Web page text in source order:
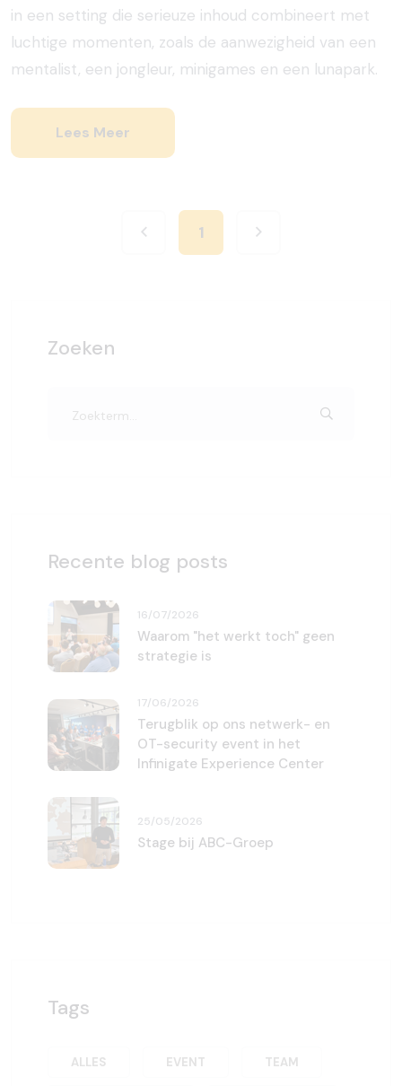
in een setting die serieuze inhoud combineert met
luchtige momenten, zoals de aanwezigheid van een
mentalist, een jongleur, minigames en een lunapark.
Lees Meer
1
Zoeken
Recente blog posts
16/07/2026
Waarom "het werkt toch" geen
strategie is
17/06/2026
Terugblik op ons netwerk- en
OT-security event in het
Infinigate Experience Center
25/05/2026
Stage bij ABC-Groep
Tags
ALLES EVENT TEAM